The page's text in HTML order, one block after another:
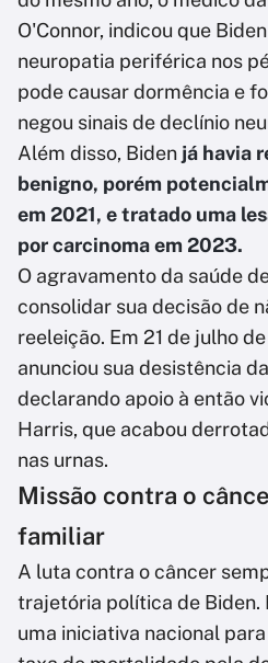
O'Connor, indicou que
neuropatia periférica nos
pode causar dormência e
negou sinais de declínio
Além disso, Biden já havia
benigno, porém
em 2021, e tratado uma
por carcinoma em 2023.
O agravamento da saúde
consolidar sua decisão de
reeleição. Em 21 de julho
anunciou sua desistência
declarando apoio à então
Harris, que acabou
nas urnas.
Missão contra o
familiar
A luta contra o câncer
trajetória política de Biden.
uma iniciativa nacional